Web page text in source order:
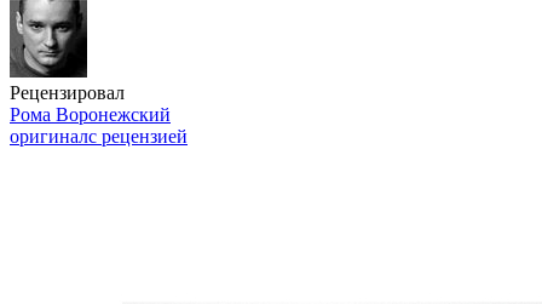
Рецензировал
Рома Воронежский
оригиналс рецензией